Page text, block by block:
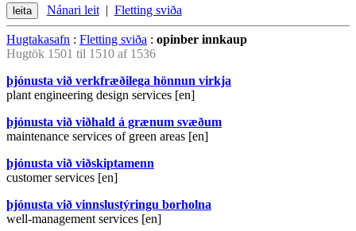
Nánari leit| Fletting sviða
Hugtakasafn : Fletting sviða : opinber innkaup
Hugtök 1501 til 1510 af 1536
þjónusta við verkfræðilega hönnun virkja
plant engineering design services [en]
þjónusta við viðhald á grænum svæðum
maintenance services of green areas [en]
þjónusta við viðskiptamenn
customer services [en]
þjónusta við vinnslustýringu borholna
well-management services [en]